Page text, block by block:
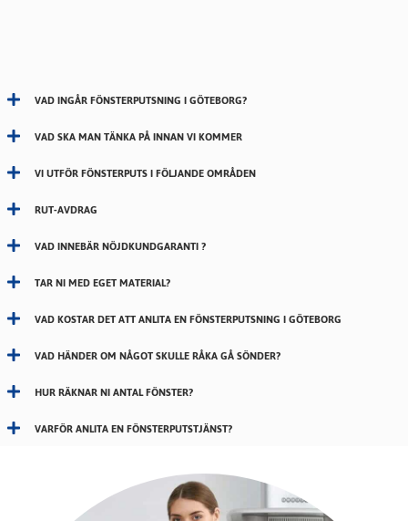
VAD INGÅR FÖNSTERPUTSNING I GÖTEBORG?
VAD SKA MAN TÄNKA PÅ INNAN VI KOMMER
VI UTFÖR FÖNSTERPUTS I FÖLJANDE OMRÅDEN
RUT-AVDRAG
VAD INNEBÄR NÖJDKUNDGARANTI ?
TAR NI MED EGET MATERIAL?
VAD KOSTAR DET ATT ANLITA EN FÖNSTERPUTSNING I GÖTEBORG
VAD HÄNDER OM NÅGOT SKULLE RÅKA GÅ SÖNDER?
HUR RÄKNAR NI ANTAL FÖNSTER?
VARFÖR ANLITA EN FÖNSTERPUTSTJÄNST?